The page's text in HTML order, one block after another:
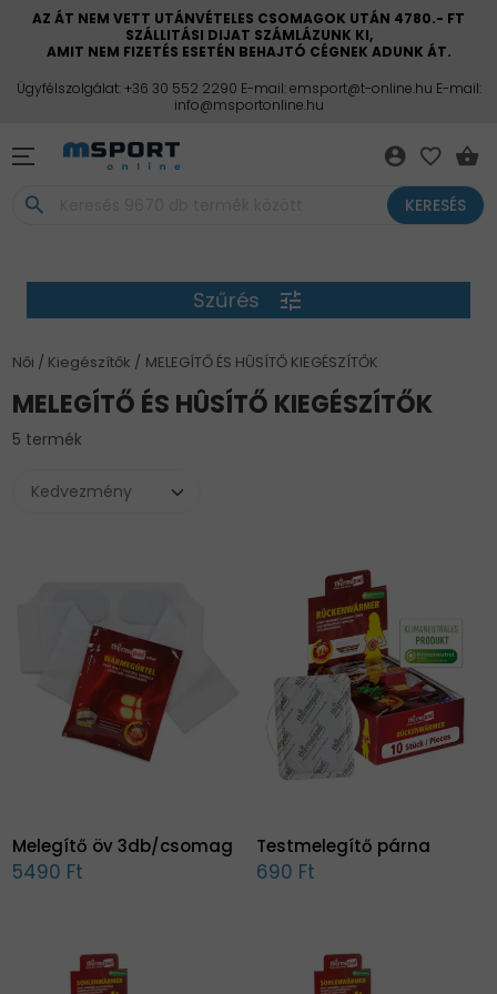
AZ ÁT NEM VETT UTÁNVÉTELES CSOMAGOK UTÁN 4780.- FT
SZÁLLITÁSI DIJAT SZÁMLÁZUNK KI,
AMIT NEM FIZETÉS ESETÉN BEHAJTÓ CÉGNEK ADUNK ÁT.
Ügyfélszolgálat: +36 30 552 2290 E-mail: emsport@t-online.hu E-mail:
info@msportonline.hu
account_circle favorite_border shopping_basket
search KERESÉS
Szűrés tune
Női Kiegészítők MELEGÍTŐ ÉS HÛSÍTŐ KIEGÉSZÍTŐK
MELEGÍTŐ ÉS HÛSÍTŐ KIEGÉSZÍTŐK
5 termék
Melegítő öv 3db/csomag
5490 Ft
Testmelegítő párna
690 Ft